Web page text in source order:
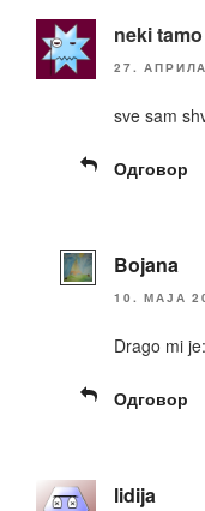
neki
27.
sve sam
Одговор
Bojana
10. МАЈА
Drago mi
Одговор
lidija